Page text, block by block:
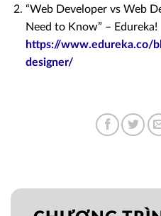
“Web Developer vs Web
Need to Know” – Edureka!
https://www.edureka.co/
designer/